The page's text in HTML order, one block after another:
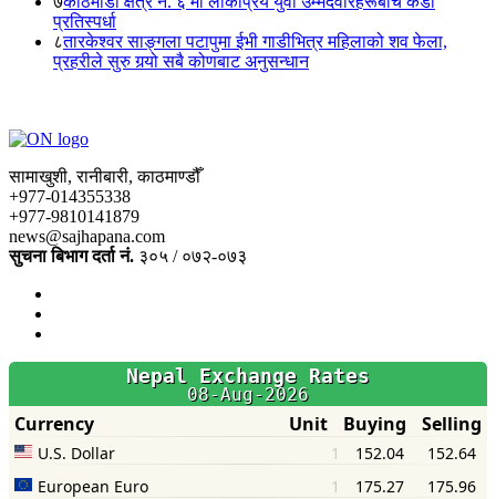
प्रतिस्पर्धा
८तारकेश्वर साङ्गला पटापुमा ईभी गाडीभित्र महिलाको शव फेला,
प्रहरीले सुरु गर्‍यो सबै कोणबाट अनुसन्धान
सामाखुशी, रानीबारी, काठमाण्डौँ
+977-014355338
+977-9810141879
news@sajhapana.com
सुचना बिभाग दर्ता नं. ३०५ / ०७२-०७३